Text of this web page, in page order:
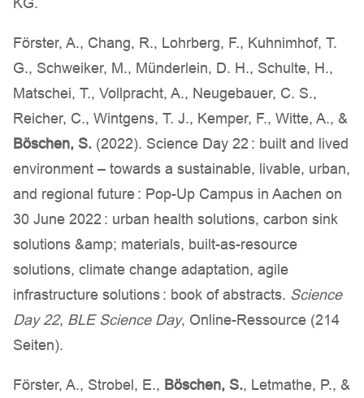
Förster, A., Chang, R., Lohrberg, F., Kuhnimhof, T.
G., Schweiker, M., Münderlein, D. H., Schulte, H.,
Matschei, T., Vollpracht, A., Neugebauer, C. S.,
Reicher, C., Wintgens, T. J., Kemper, F., Witte, A., &
Böschen, S. (2022). Science Day 22 : built and lived
environment – towards a sustainable, livable, urban,
and regional future : Pop-Up Campus in Aachen on
30 June 2022 : urban health solutions, carbon sink
solutions &amp; materials, built-as-resource
solutions, climate change adaptation, agile
infrastructure solutions : book of abstracts. Science
Day 22, BLE Science Day, Online-Ressource (214
Seiten).
Förster, A., Strobel, E., Böschen, S., Letmathe, P., &